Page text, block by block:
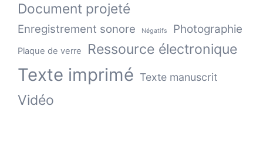
Document projeté
Enregistrement sonore Négatifs Photographie
Plaque de verre Ressource électronique
Texte imprimé Texte manuscrit
Vidéo